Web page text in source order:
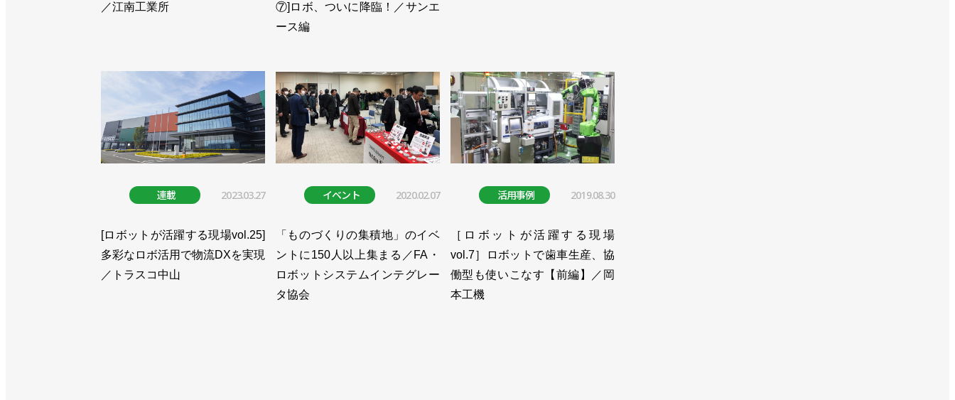
>>［注目製品PickUp!vol.15］シンプルなシステムで導入しやすく【前編】／川崎重工業
／江南工業所
⑦]ロボ、ついに降臨！／サンエ
ース編
連載 2023.03.27
[ロボットが活躍する現場vol.25]
多彩なロボ活用で物流DXを実現
／トラスコ中山
イベント 2020.02.07
「ものづくりの集積地」のイベ
ントに150人以上集まる／FA・
ロボットシステムインテグレー
タ協会
活用事例 2019.08.30
［ロボットが活躍する現場
vol.7］ロボットで歯車生産、協
働型も使いこなす【前編】／岡
本工機